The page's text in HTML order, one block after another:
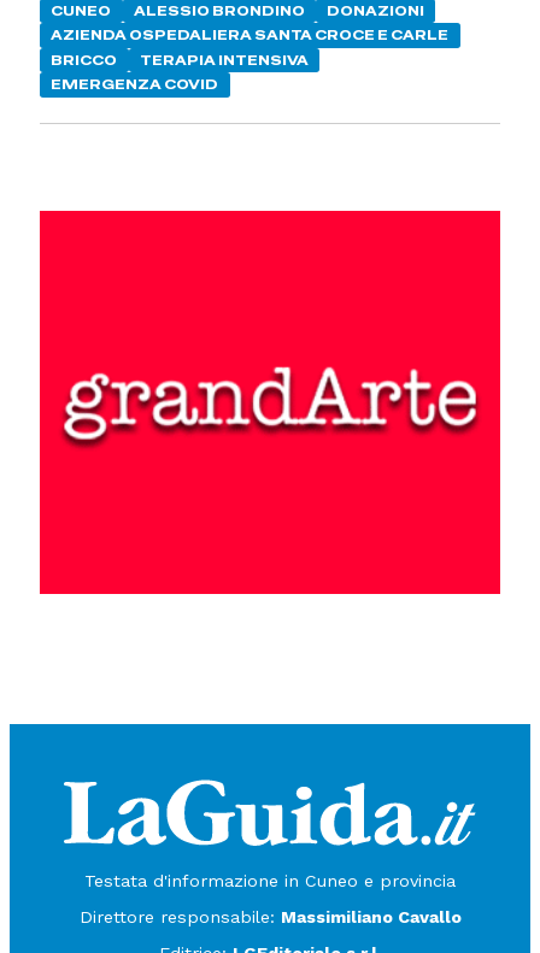
CUNEO ALESSIO BRONDINO
DONAZIONI
AZIENDA OSPEDALIERA SANTA CROCE E CARLE
BRICCO
TERAPIA INTENSIVA
EMERGENZA COVID
Testata d'informazione in Cuneo e provincia
Direttore responsabile: Massimiliano Cavallo